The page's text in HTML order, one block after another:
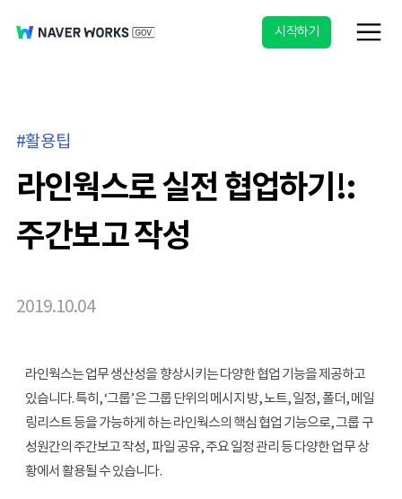
시작하기
활용팁
라인웍스로 실전 협업하기!:
주간보고 작성
2019.10.04
라인웍스는 업무 생산성을 향상시키는 다양한 협업 기능을 제공하고
있습니다. 특히, ‘그룹’은 그룹 단위의 메시지 방, 노트, 일정, 폴더, 메일
링리스트 등을 가능하게 하는 라인웍스의 핵심 협업 기능으로, 그룹 구
성원간의 주간보고 작성, 파일 공유, 주요 일정 관리 등 다양한 업무 상
황에서 활용될 수 있습니다.